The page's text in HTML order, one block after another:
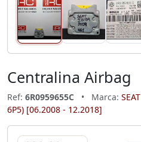
Centralina Airbag
Ref: 6R0959655C • Marca: SEAT
6P5) [06.2008 - 12.2018]